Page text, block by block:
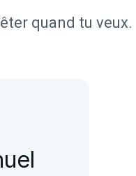
quand tu veux.